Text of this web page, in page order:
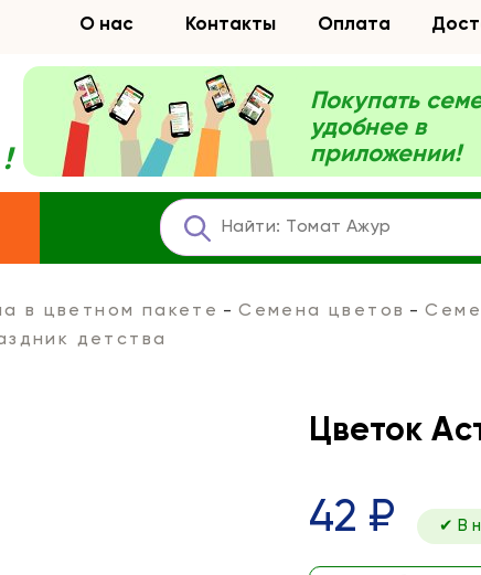
О нас Контакты Оплата
Покупать
удобнее в
приложении!
в цветном пакете Семена цветов
детства
Цветок
42 ₽ ✔ В